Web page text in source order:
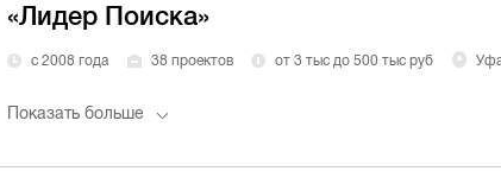
«Лидер Поиска»
с 2008 года 38 проектов от 3 тыс до 500 тыс руб
Показать больше